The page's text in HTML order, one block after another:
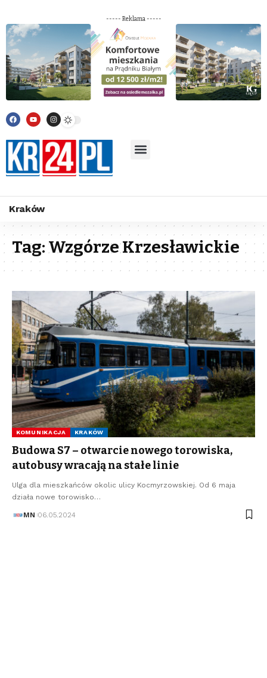
----- Reklama -----
Kraków
Tag:Wzgórze Krzesławickie
KOMUNIKACJA KRAKÓW
Budowa S7 – otwarcie nowego torowiska,
autobusy wracają na stałe linie
Ulga dla mieszkańców okolic ulicy Kocmyrzowskiej. Od 6 maja
działa nowe torowisko…
MN 06.05.2024